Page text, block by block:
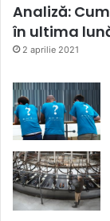
Analiză:
în ultima
2 aprilie 2021